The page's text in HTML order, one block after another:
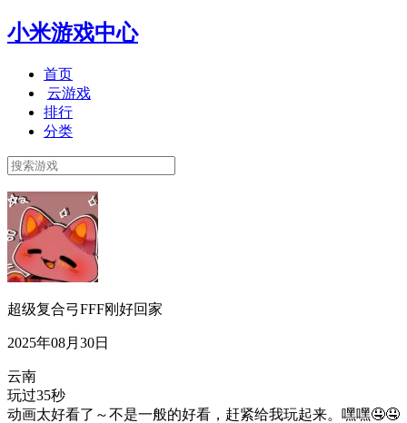
小米游戏中心
首页
云游戏
排行
分类
超级复合弓FFF刚好回家
2025年08月30日
云南
玩过35秒
动画太好看了～不是一般的好看，赶紧给我玩起来。嘿嘿🤤🤤